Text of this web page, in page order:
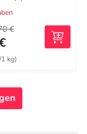
€
kg)